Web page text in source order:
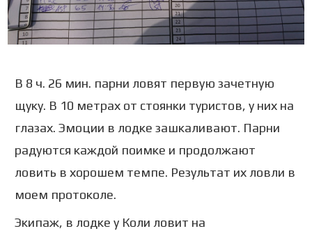
В 8 ч. 26 мин. парни ловят первую зачетную
щуку. В 10 метрах от стоянки туристов, у них на
глазах. Эмоции в лодке зашкаливают. Парни
радуются каждой поимке и продолжают
ловить в хорошем темпе. Результат их ловли в
моем протоколе.
Экипаж, в лодке у Коли ловит на